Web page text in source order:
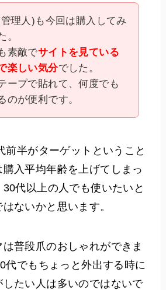
理人)も今回は購入してみ
。
素敵でサイトを見ている
楽しい気分でした。
ープで貼れて、何度でも
のが便利です。
前半がターゲットということ
入平均年齢を上げてしまっ
代以上の人でも使いたいと
ないかと思います。
普段爪のおしゃれができま
代でもちょっと外出する時に
たい人は多いのではないで